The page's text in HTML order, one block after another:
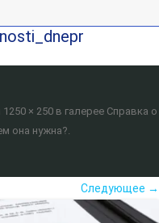
1250 × 250 в галерее Справка о
она нужна?
Следующее →